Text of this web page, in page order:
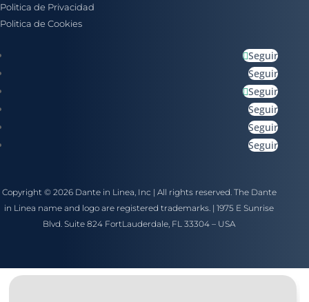
Politica de Privacidad
Politica de Cookies
Seguir
Seguir
Seguir
Seguir
Seguir
Seguir
Copyright © 2026 Dante in Linea, Inc | All rights reserved. The Dante
in Linea name and logo are registered trademarks. | 1975 E Sunrise
Blvd. Suite 824 FortLauderdale, FL 33304 – USA